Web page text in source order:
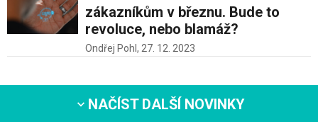
zákazníkům v březnu. Bude to
revoluce, nebo blamáž?
Ondřej Pohl, 27. 12. 2023
NAČÍST DALŠÍ NOVINKY